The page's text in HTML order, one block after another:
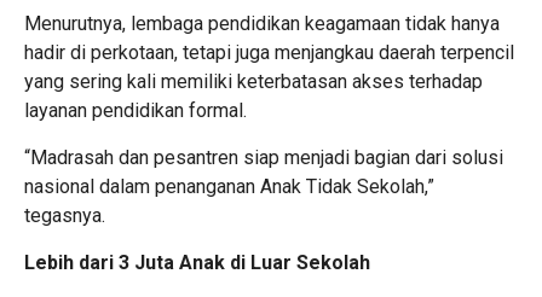
Menurutnya, lembaga pendidikan keagamaan tidak hanya
hadir di perkotaan, tetapi juga menjangkau daerah terpencil
yang sering kali memiliki keterbatasan akses terhadap
layanan pendidikan formal.
“Madrasah dan pesantren siap menjadi bagian dari solusi
nasional dalam penanganan Anak Tidak Sekolah,”
tegasnya.
Lebih dari 3 Juta Anak di Luar Sekolah